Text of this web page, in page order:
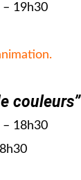
– 19h30
couleurs”
– 18h30